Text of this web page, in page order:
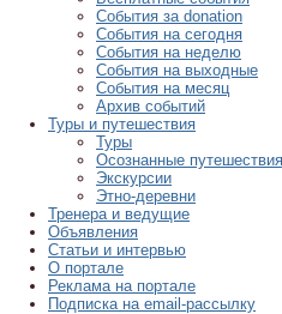
События за donation
События на сегодня
События на неделю
События на выходные
События на месяц
Архив событий
Туры и путешествия
Туры
Осознанные путешествия
Экскурсии
Этно-деревни
Тренера и ведущие
Объявления
Статьи и интервью
О портале
Реклама на портале
Подписка на email-рассылку